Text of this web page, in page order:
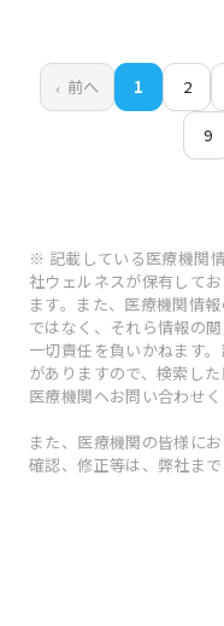
前へ 1 2
9
※ 記載している医療機関
社ウェルネスが保有して
ます。また、医療機関情
ではなく、それら情報の
一切責任を負いかねます
がありますので、検索し
医療機関へお問い合わせく
また、医療機関の皆様に
確認、修正等は、弊社ま